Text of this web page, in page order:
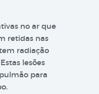
no ar que
retidas nas
radiação
lesões
para